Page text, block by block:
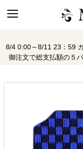
8/4 0:00～8/11 23：59
御注文で総支払額の５